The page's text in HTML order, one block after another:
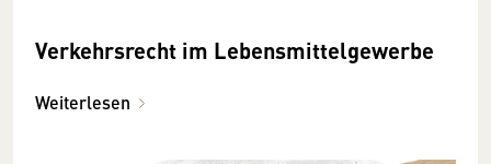
Verkehrsrecht im Lebensmittelgewerbe
Weiterlesen